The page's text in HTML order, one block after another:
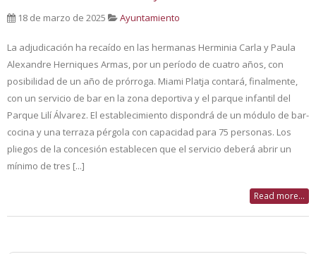
18 de marzo de 2025 Ayuntamiento
La adjudicación ha recaído en las hermanas Herminia Carla y Paula
Alexandre Herniques Armas, por un período de cuatro años, con
posibilidad de un año de prórroga. Miami Platja contará, finalmente,
con un servicio de bar en la zona deportiva y el parque infantil del
Parque Lilí Álvarez. El establecimiento dispondrá de un módulo de bar-
cocina y una terraza pérgola con capacidad para 75 personas. Los
pliegos de la concesión establecen que el servicio deberá abrir un
mínimo de tres [...]
Read more...